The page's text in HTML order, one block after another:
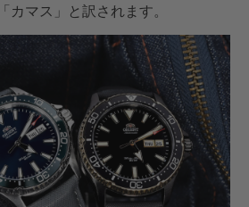
カマス」と訳されます。